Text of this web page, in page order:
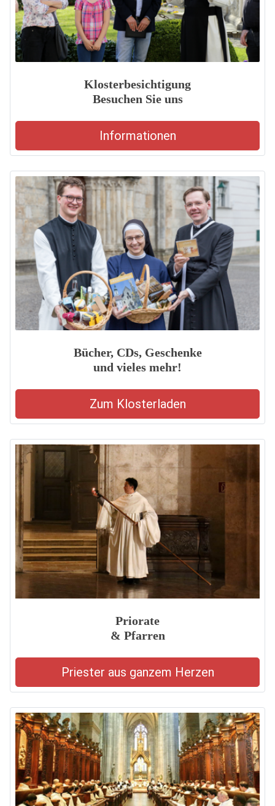
Klosterbesichtigung
Besuchen Sie uns
Informationen
Bücher, CDs, Geschenke
und vieles mehr!
Zum Klosterladen
Priorate
& Pfarren
Priester aus ganzem Herzen